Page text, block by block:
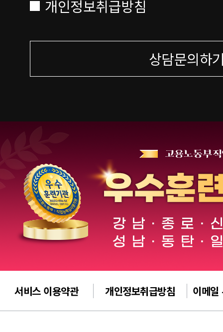
개인정보취급방침
상담문의하
서비스 이용약관 개인정보취급방침 이메일